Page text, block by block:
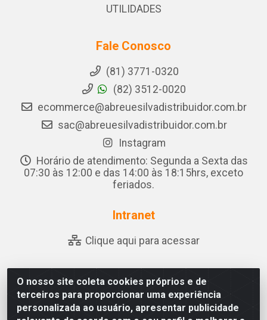
O nosso site coleta cookies próprios e de
terceiros para proporcionar uma experiência
personalizada ao usuário, apresentar publicidade
UTILIDADES
Fale Conosco
(81) 3771-0320
(82) 3512-0020
ecommerce@abreuesilvadistribuidor.com.br
sac@abreuesilvadistribuidor.com.br
Instagram
Horário de atendimento: Segunda a Sexta das
07:30 às 12:00 e das 14:00 às 18:15hrs, exceto
feriados.
Intranet
Clique aqui para acessar
Abreu & Silva - Rua Padre Jose de Souza Leite, 265 -
Ariado, Olho D'Água das Flores/AL - CEP 57.442-000 -
CNPJ 04.790.656/0001-06